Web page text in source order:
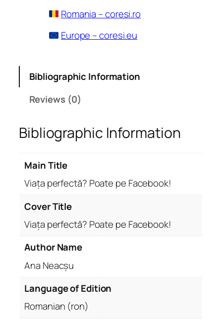
Romania – coresi.ro
Europe – coresi.eu
Bibliographic Information
Reviews (0)
Bibliographic Information
Main Title
Viața perfectă? Poate pe Facebook!
Cover Title
Viața perfectă? Poate pe Facebook!
Author Name
Ana Neacșu
Language of Edition
Romanian (ron)